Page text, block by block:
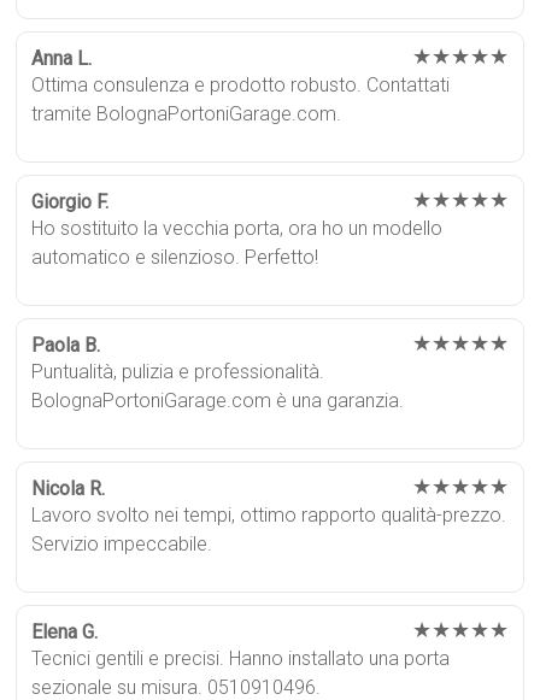
Anna L. ★★★★★
Ottima consulenza e prodotto robusto. Contattati
tramite BolognaPortoniGarage.com.
Giorgio F. ★★★★★
Ho sostituito la vecchia porta, ora ho un modello
automatico e silenzioso. Perfetto!
Paola B. ★★★★★
Puntualità, pulizia e professionalità.
BolognaPortoniGarage.com è una garanzia.
Nicola R. ★★★★★
Lavoro svolto nei tempi, ottimo rapporto qualità-prezzo.
Servizio impeccabile.
Elena G. ★★★★★
Tecnici gentili e precisi. Hanno installato una porta
sezionale su misura. 0510910496.